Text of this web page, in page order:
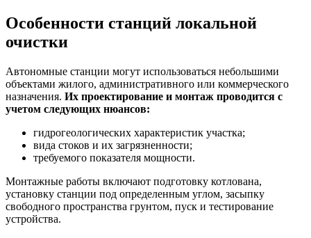
Особенности станций локальной
очистки
Автономные станции могут использоваться небольшими
объектами жилого, административного или коммерческого
назначения. Их проектирование и монтаж проводится с
учетом следующих нюансов:
гидрогеологических характеристик участка;
вида стоков и их загрязненности;
требуемого показателя мощности.
Монтажные работы включают подготовку котлована,
установку станции под определенным углом, засыпку
свободного пространства грунтом, пуск и тестирование
устройства.